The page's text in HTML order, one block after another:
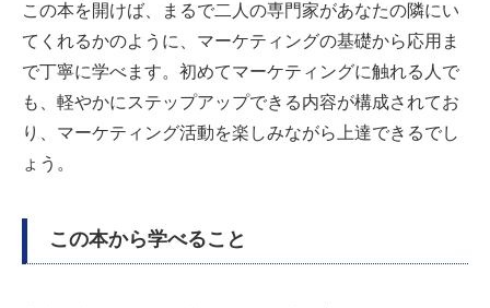
この本を開けば、まるで二人の専門家があなたの隣にい
てくれるかのように、マーケティングの基礎から応用ま
で丁寧に学べます。初めてマーケティングに触れる人で
も、軽やかにステップアップできる内容が構成されてお
り、マーケティング活動を楽しみながら上達できるでし
ょう。
この本から学べること